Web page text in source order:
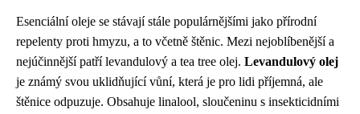
Esenciální oleje se stávají stále populárnějšími jako přírodní
repelenty proti hmyzu, a to včetně štěnic. Mezi nejoblíbenější a
nejúčinnější patří levandulový a tea tree olej. Levandulový olej
je známý svou uklidňující vůní, která je pro lidi příjemná, ale
štěnice odpuzuje. Obsahuje linalool, sloučeninu s insekticidními